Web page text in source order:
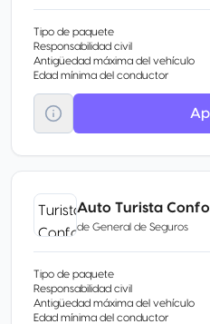
Tipo de paquete
Responsabilidad civil
Antigüedad máxima del vehículo
Edad mínima del conductor
Auto Turista
de General de Seguros
Tipo de paquete
Responsabilidad civil
Antigüedad máxima del vehículo
Edad mínima del conductor